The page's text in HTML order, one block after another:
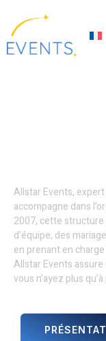
principal
Allstar Events,
accompagne dans
2007, cette
d’équipe, des
en prenant en
Allstar Events
vous n’ayez plus